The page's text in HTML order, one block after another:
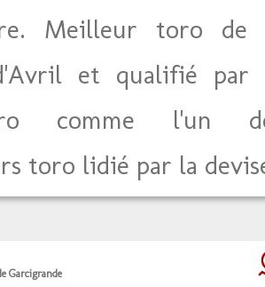
Meilleur toro de
et qualifié par
comme l'un
toro lidié par la
Garcigrande